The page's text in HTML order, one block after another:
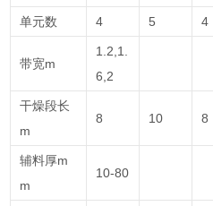
单元数 4 5 4
带宽m
1.2,1.
6,2
干燥段长
m
8 10 8
辅料厚m
m
10-80